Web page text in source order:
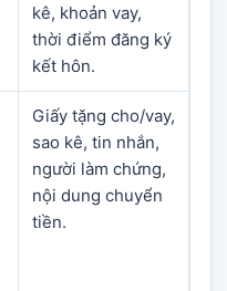
kê, khoản vay,
thời điểm đăng ký
kết hôn.
Giấy tặng cho/vay,
sao kê, tin nhắn,
người làm chứng,
nội dung chuyển
tiền.